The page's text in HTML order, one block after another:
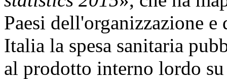
Paesi dell'organizzazione
Italia la spesa sanitaria
al prodotto interno lordo